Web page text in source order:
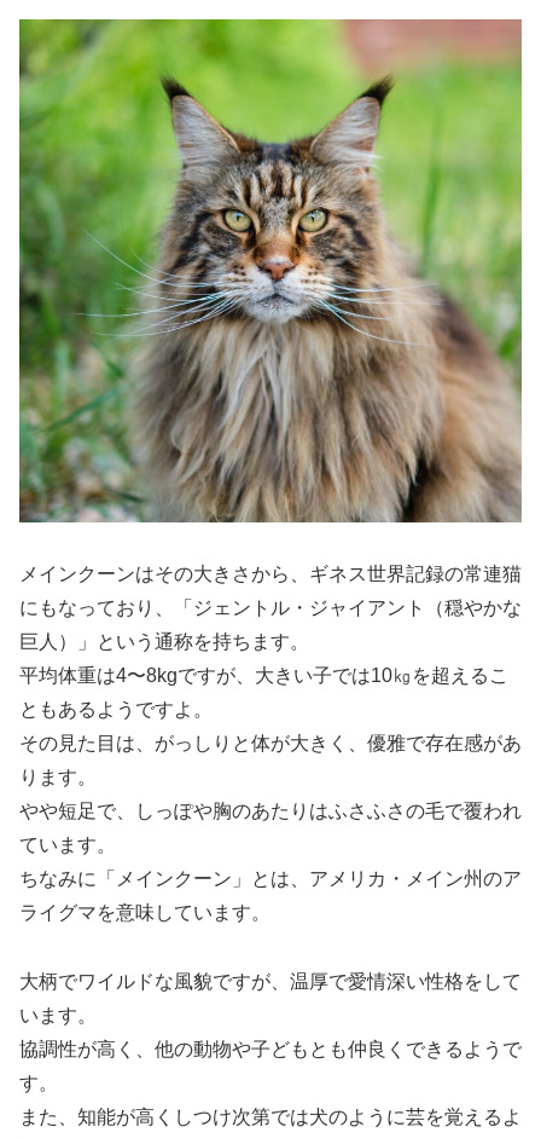
メインクーンはその大きさから、ギネス世界記録の常連猫
にもなっており、「ジェントル・ジャイアント（穏やかな
巨人）」という通称を持ちます。
平均体重は4〜8kgですが、大きい子では10㎏を超えるこ
ともあるようですよ。
その見た目は、がっしりと体が大きく、優雅で存在感があ
ります。
やや短足で、しっぽや胸のあたりはふさふさの毛で覆われ
ています。
ちなみに「メインクーン」とは、アメリカ・メイン州のア
ライグマを意味しています。
大柄でワイルドな風貌ですが、温厚で愛情深い性格をして
います。
協調性が高く、他の動物や子どもとも仲良くできるようで
す。
また、知能が高くしつけ次第では犬のように芸を覚えるよ